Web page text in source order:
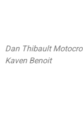
Dan Thibault
Kaven Benoit